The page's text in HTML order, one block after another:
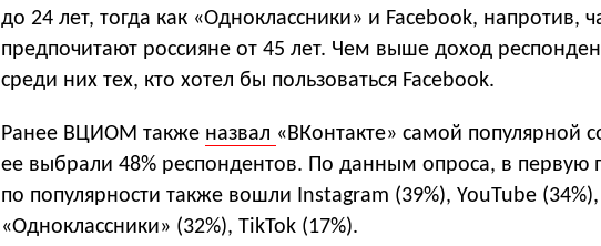
до 24 лет, тогда как «Одноклассники» и Facebook, напротив,
предпочитают россияне от 45 лет. Чем выше доход
среди них тех, кто хотел бы пользоваться Facebook.
Ранее ВЦИОМ также назвал «ВКонтакте» самой популярной
ее выбрали 48% респондентов. По данным опроса, в первую
по популярности также вошли Instagram (39%), YouTube (34%),
«Одноклассники» (32%), TikTok (17%).